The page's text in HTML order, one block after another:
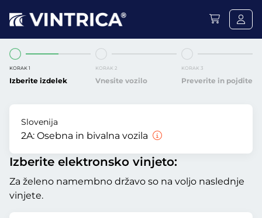
KORAK 1
Izberite izdelek
KORAK 2
Vnesite vozilo
KORAK 3
Preverite in pojdite
Slovenija
2A: Osebna in bivalna vozila
Izberite elektronsko vinjeto:
Za želeno namembno državo so na voljo naslednje
vinjete.